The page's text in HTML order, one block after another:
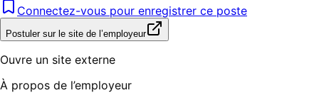
Connectez-vous pour enregistrer ce poste
Postuler sur le site de l’employeur
Ouvre un site externe
À propos de l’employeur